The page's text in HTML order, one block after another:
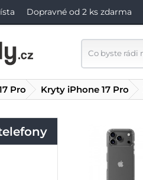
Dopravné od 2 ks zdarma
Pro Kryty iPhone 17 Pro